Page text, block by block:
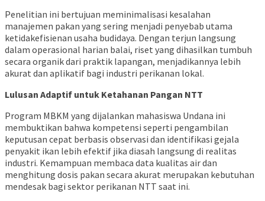
Penelitian ini bertujuan meminimalisasi kesalahan
manajemen pakan yang sering menjadi penyebab utama
ketidakefisienan usaha budidaya. Dengan terjun langsung
dalam operasional harian balai, riset yang dihasilkan tumbuh
secara organik dari praktik lapangan, menjadikannya lebih
akurat dan aplikatif bagi industri perikanan lokal.
Lulusan Adaptif untuk Ketahanan Pangan NTT
Program MBKM yang dijalankan mahasiswa Undana ini
membuktikan bahwa kompetensi seperti pengambilan
keputusan cepat berbasis observasi dan identifikasi gejala
penyakit ikan lebih efektif jika diasah langsung di realitas
industri. Kemampuan membaca data kualitas air dan
menghitung dosis pakan secara akurat merupakan kebutuhan
mendesak bagi sektor perikanan NTT saat ini.